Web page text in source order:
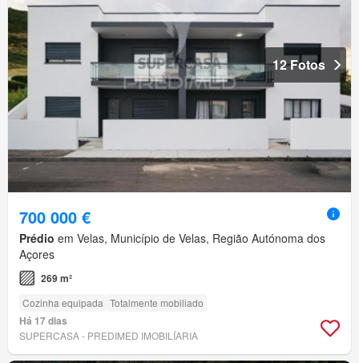
12 Fotos
700 000 €
Prédio em Velas, Município de Velas, Região Autónoma dos
Açores
269 m²
Cozinha equipada Totalmente mobiliado
Há 17 dias
SUPERCASA - PREDIMED IMOBILÍARIA